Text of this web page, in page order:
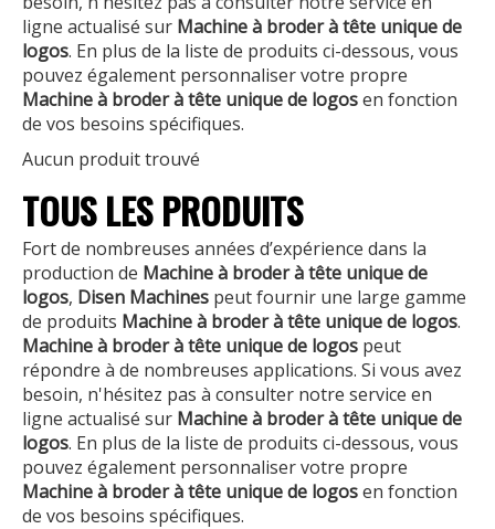
ligne actualisé sur Machine à broder à tête unique de
logos. En plus de la liste de produits ci-dessous, vous
pouvez également personnaliser votre propre
Machine à broder à tête unique de logosen fonction
de vos besoins spécifiques.
Aucun produit trouvé
TOUS LES PRODUITS
Fort de nombreuses années d’expérience dans la
production de Machine à broder à tête unique de
logos, Disen Machines peut fournir une large gamme
de produits Machine à broder à tête unique de logos.
Machine à broder à tête unique de logos peut
répondre à de nombreuses applications. Si vous avez
besoin, n'hésitez pas à consulter notre service en
ligne actualisé sur Machine à broder à tête unique de
logos. En plus de la liste de produits ci-dessous, vous
pouvez également personnaliser votre propre
Machine à broder à tête unique de logosen fonction
de vos besoins spécifiques.